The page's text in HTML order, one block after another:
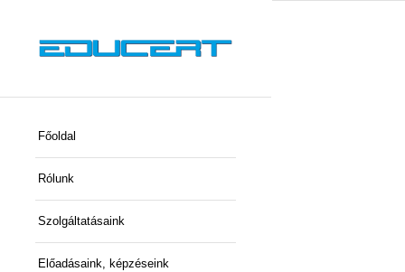
Főoldal
Rólunk
Szolgáltatásaink
Előadásaink, képzéseink